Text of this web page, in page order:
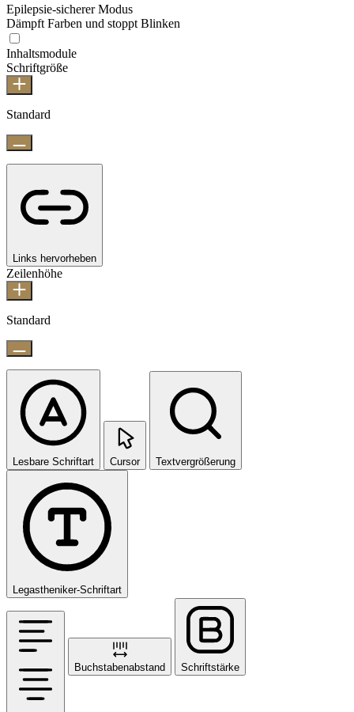
Epilepsie-sicherer Modus
Dämpft Farben und stoppt Blinken
Inhaltsmodule
Schriftgröße
Standard
Links hervorheben
Zeilenhöhe
Standard
Lesbare Schriftart Cursor Textvergrößerung
Legastheniker-Schriftart
Buchstabenabstand Schriftstärke